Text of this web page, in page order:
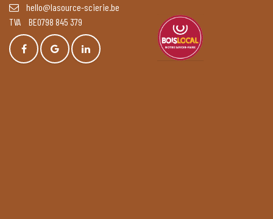
hello@lasource-scierie.be
TVA BE0798 845 379